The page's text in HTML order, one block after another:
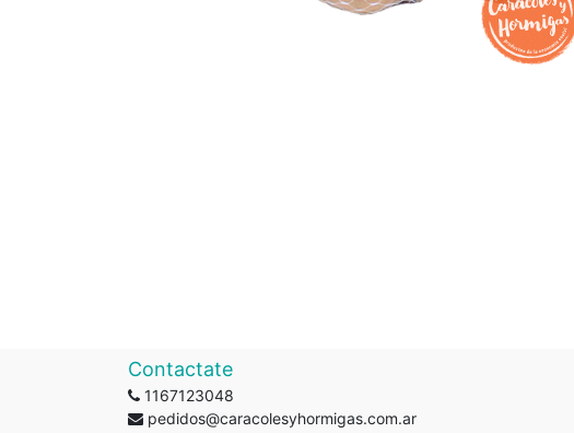
Contactate
1167123048
pedidos@caracolesyhormigas.com.ar